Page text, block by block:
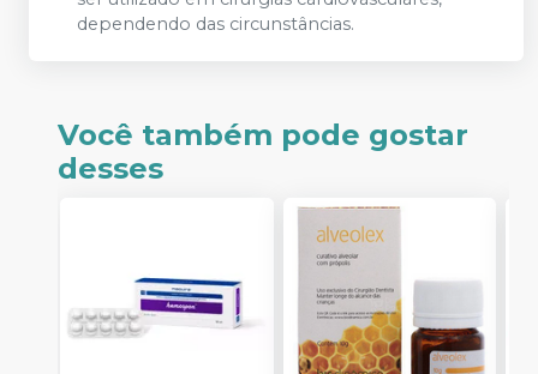
dependendo das circunstâncias.
Você também pode gostar
desses